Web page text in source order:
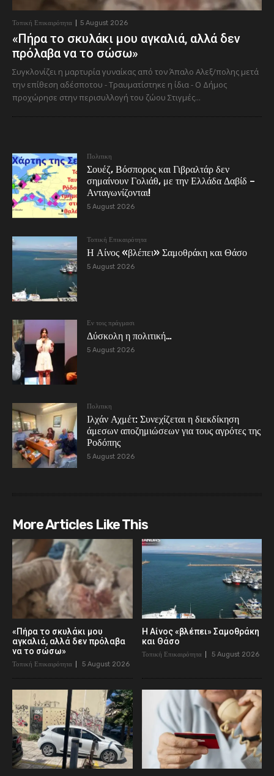
Τοπική Επικαιρότητα 5 August 2026
«Πήρα το σκυλάκι μου αγκαλιά, αλλά δεν
πρόλαβα να το σώσω»
Συγκλονίζει η μαρτυρία γυναίκας από τον Άπαλο Αλεξ/πολης μετά
την επίθεση αδέσποτου - Τραυματίστηκε η ίδια - Ο Δήμος
προχώρησε στην περισυλλογή του ζώου Στιγμές...
Πολιτικη
Σουέζ, Βόσπορος και Γιβραλτάρ δεν
σημαίνουν Γολιάθ, με την Ελλάδα Δαβίδ –
Ανταγωνίζονται!
5 August 2026
Τοπική Επικαιρότητα
Η Αίνος «βλέπει» Σαμοθράκη και Θάσο
5 August 2026
Εν τοις πράγμασι
Δύσκολη η πολιτική…
5 August 2026
Πολιτικη
Ιλχάν Αχμέτ: Συνεχίζεται η διεκδίκηση
άμεσων αποζημιώσεων για τους αγρότες της
Ροδόπης
5 August 2026
More Articles Like This
«Πήρα το σκυλάκι μου
αγκαλιά, αλλά δεν πρόλαβα
να το σώσω»
Τοπική Επικαιρότητα 5 August 2026
Η Αίνος «βλέπει» Σαμοθράκη
και Θάσο
Τοπική Επικαιρότητα 5 August 2026